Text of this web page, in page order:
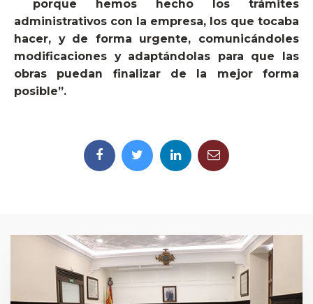
porque hemos hecho los trámites
administrativos con la empresa, los que tocaba
hacer, y de forma urgente, comunicándoles
modificaciones y adaptándolas para que las
obras puedan finalizar de la mejor forma
posible”.